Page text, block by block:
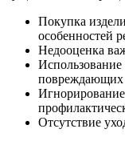
Покупка
особенностей
Недооценка
Использование
повреждающих
Отсутствие